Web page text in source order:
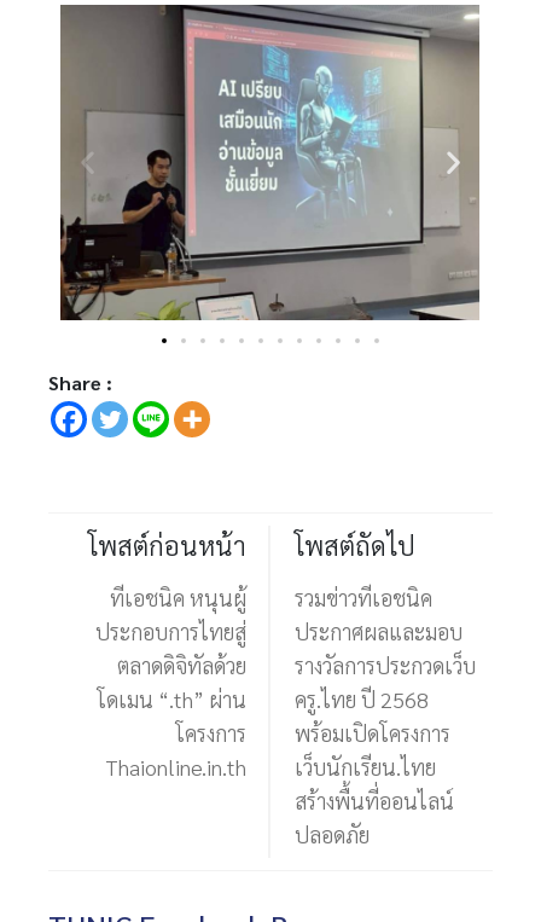
Share :
โพสต์ก่อนหน้า
ทีเอชนิค หนุนผู้
ประกอบการไทยสู่
ตลาดดิจิทัลด้วย
โดเมน “.th” ผ่าน
โครงการ
Thaionline.in.th
โพสต์ถัดไป
รวมข่าวทีเอชนิค
ประกาศผลและมอบ
รางวัลการประกวดเว็บ
ครู.ไทย ปี 2568
พร้อมเปิดโครงการ
เว็บนักเรียน.ไทย
สร้างพื้นที่ออนไลน์
ปลอดภัย